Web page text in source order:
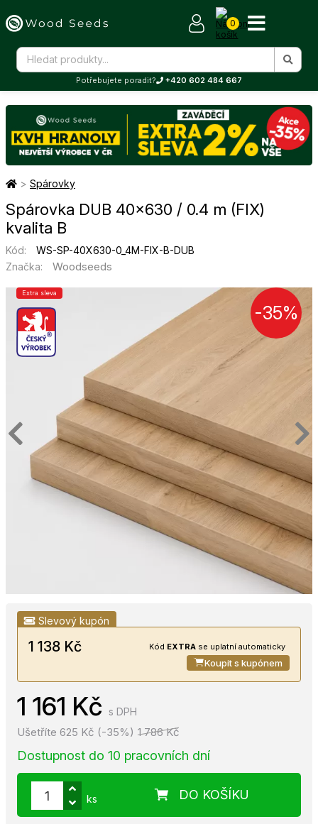
0
Potřebujete poradit? +420 602 484 667
> Spárovky
Spárovka DUB 40×630 / 0.4 m (FIX)
kvalita B
Kód:
WS-SP-40X630-0_4M-FIX-B-DUB
Značka:
Woodseeds
Extra sleva
-35%
Slevový kupón
1 138 Kč Kód EXTRA se uplatní automaticky
Koupit s kupónem
1 161 Kč s DPH
1 786 Kč
Ušetříte 625 Kč (-35%)
Dostupnost do 10 pracovních dní
DO KOŠÍKU
ks